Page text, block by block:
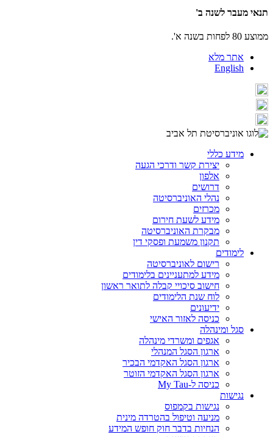
תנאי מעבר לשנה ב'
ממוצע 80 לפחות בשנה א'.
אתר מלא
English
מידע כללי
יצירת קשר ודרכי הגעה
אלפון
דרושים
נהלי האוניברסיטה
מכרזים
מידע לשעת חירום
מבקרת האוניברסיטה
תקנון משמעת ופסקי דין
לימודים
רישום לאוניברסיטה
מידע למתעניינים בלימודים
חישוב סיכויי קבלה לתואר ראשון
לוח שנת הלימודים
ידיעונים
כניסה לאזור האישי
סגל ומינהלה
אגפים ומשרדי מינהלה
ארגון הסגל המנהלי
ארגון הסגל האקדמי הבכיר
ארגון הסגל האקדמי הזוטר
כניסה ל-My Tau
נגישות
נגישות בקמפוס
מניעה וטיפול בהטרדה מינית
הנחיות בדבר חוק חופש המידע